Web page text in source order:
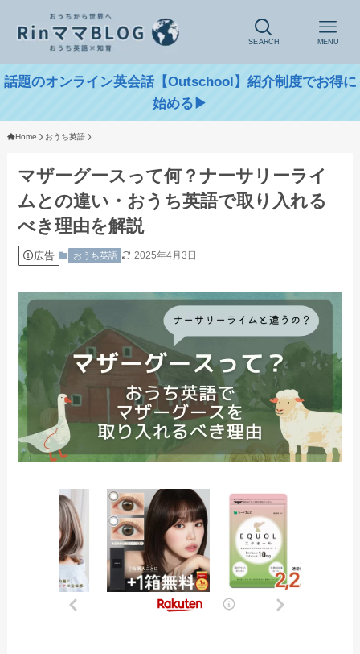
SEARCH MENU
話題のオンライン英会話【Outschool】紹介制度でお得に
始める▶
Home おうち英語
マザーグースって何？ナーサリーライ
ムとの違い・おうち英語で取り入れる
べき理由を解説
広告 おうち英語 2025年4月3日